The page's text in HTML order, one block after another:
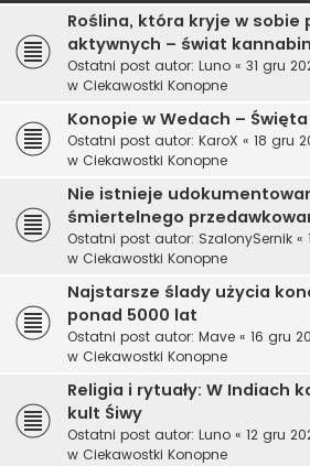
Roślina, która kryje w sobie
aktywnych – świat
Ostatni post autor: Luno « 31 gru
w Ciekawostki Konopne
Konopie w Wedach –
Ostatni post autor: KaroX « 18 gru
w Ciekawostki Konopne
Nie istnieje
śmiertelnego
Ostatni post autor: SzalonySernik «
w Ciekawostki Konopne
Najstarsze ślady użycia
ponad 5000 lat
Ostatni post autor: Mave « 16 gru
w Ciekawostki Konopne
Religia i rytuały: W Indiach
kult Śiwy
Ostatni post autor: Luno « 12 gru
w Ciekawostki Konopne